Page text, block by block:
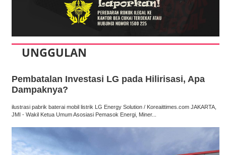
UNGGULAN
Pembatalan Investasi LG pada Hilirisasi, Apa
Dampaknya?
ilustrasi pabrik baterai mobil listrik LG Energy Solution / Koreaittimes.com JAKARTA,
JMI - Wakil Ketua Umum Asosiasi Pemasok Energi, Miner...